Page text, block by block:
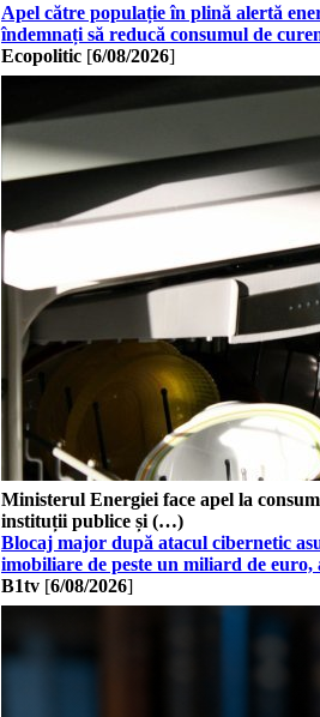
Apel către populație în plină alertă
îndemnați să reducă consumul de
Ecopolitic [6/08/2026]
Ministerul Energiei face apel la
instituții publice și (…)
Blocaj major după atacul cibernetic
imobiliare de peste un miliard de euro,
B1tv [6/08/2026]